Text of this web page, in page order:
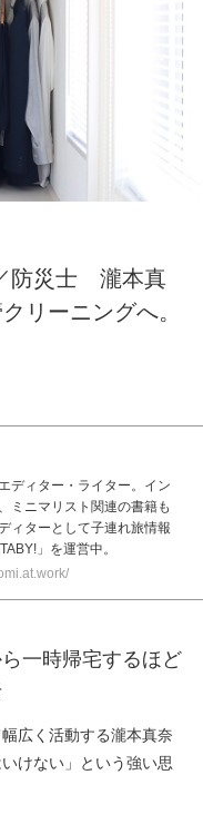
防災士 瀧本真
リーニングへ。
ディター・ライター。イン
ミニマリスト関連の書籍も
ィターとして子連れ旅情報
」 を運営中。
一時帰宅するほど
広く活動する瀧本真奈
けない」という強い思